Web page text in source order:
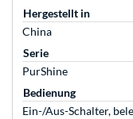
Hergestellt in
China
Serie
PurShine
Bedienung
Ein-/Aus-Schalter,